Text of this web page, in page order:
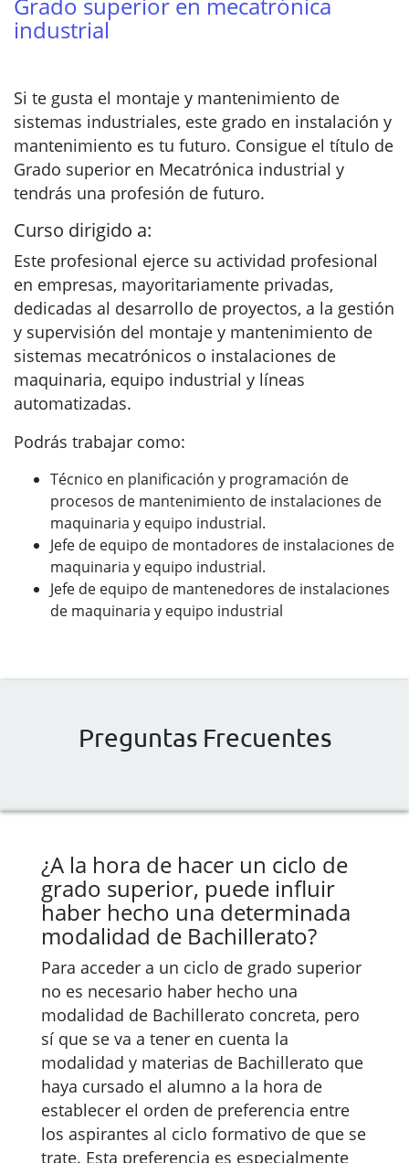
industrial
Si te gusta el montaje y mantenimiento de
sistemas industriales, este grado en instalación y
mantenimiento es tu futuro. Consigue el título de
Grado superior en Mecatrónica industrial y
tendrás una profesión de futuro.
Curso dirigido a:
Este profesional ejerce su actividad profesional
en empresas, mayoritariamente privadas,
dedicadas al desarrollo de proyectos, a la gestión
y supervisión del montaje y mantenimiento de
sistemas mecatrónicos o instalaciones de
maquinaria, equipo industrial y líneas
automatizadas.
Podrás trabajar como:
Técnico en planificación y programación de
procesos de mantenimiento de instalaciones de
maquinaria y equipo industrial.
Jefe de equipo de montadores de instalaciones de
maquinaria y equipo industrial.
Jefe de equipo de mantenedores de instalaciones
de maquinaria y equipo industrial
Preguntas Frecuentes
¿A la hora de hacer un ciclo de
grado superior, puede influir
haber hecho una determinada
modalidad de Bachillerato?
Para acceder a un ciclo de grado superior
no es necesario haber hecho una
modalidad de Bachillerato concreta, pero
sí que se va a tener en cuenta la
modalidad y materias de Bachillerato que
haya cursado el alumno a la hora de
establecer el orden de preferencia entre
los aspirantes al ciclo formativo de que se
trate. Esta preferencia es especialmente